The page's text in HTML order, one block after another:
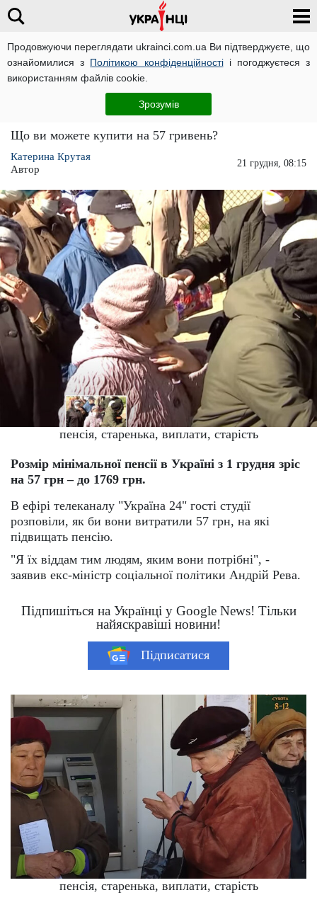
Продовжуючи переглядати ukrainci.com.ua Ви підтверджуєте, що
ознайомилися з Політикою конфіденційностіі погоджуєтеся з
використанням файлів cookie.
Зрозумів
Економіка
В Україні підняли пенсії на 57 гривень:
депутати вважають, що це досить багато
Що ви можете купити на 57 гривень?
Катерина Крутая
Автор
21 грудня, 08:15
пенсія, старенька, виплати, старість
Розмір мінімальної пенсії в Україні з 1 грудня зріс
на 57 грн – до 1769 грн.
В ефірі телеканалу "Україна 24" гості студії
розповіли, як би вони витратили 57 грн, на які
підвищать пенсію.
"Я їх віддам тим людям, яким вони потрібні", -
заявив екс-міністр соціальної політики Андрій Рева.
Підпишіться на Українці у Google News! Тільки
найяскравіші новини!
Підписатися
пенсія, старенька, виплати, старість